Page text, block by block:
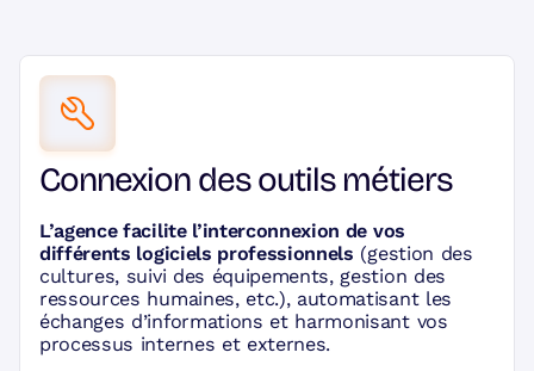
Connexion des outils métiers
L’agence facilite l’interconnexion de vos
différents logiciels professionnels (gestion des
cultures, suivi des équipements, gestion des
ressources humaines, etc.), automatisant les
échanges d’informations et harmonisant vos
processus internes et externes.